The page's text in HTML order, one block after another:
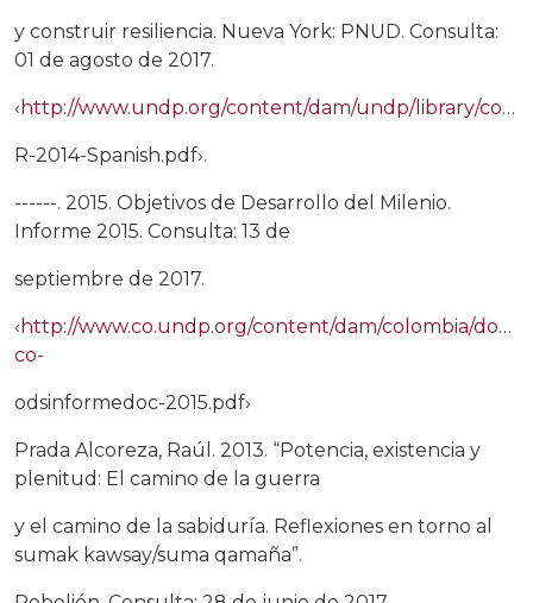
y construir resiliencia. Nueva York: PNUD. Consulta:
01 de agosto de 2017.
‹ http://www.undp.org/content/dam/undp/library/corporate/HDR/2014HDR/HD
R-2014-Spanish.pdf›.
------. 2015. Objetivos de Desarrollo del Milenio.
Informe 2015. Consulta: 13 de
septiembre de 2017.
‹ http://www.co.undp.org/content/dam/colombia/docs/
co-
odsinformedoc-2015.pdf›
Prada Alcoreza, Raúl. 2013. “Potencia, existencia y
plenitud: El camino de la guerra
y el camino de la sabiduría. Reflexiones en torno al
sumak kawsay/suma qamaña”.